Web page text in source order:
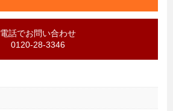
電話でお問い合わせ
0120-28-3346